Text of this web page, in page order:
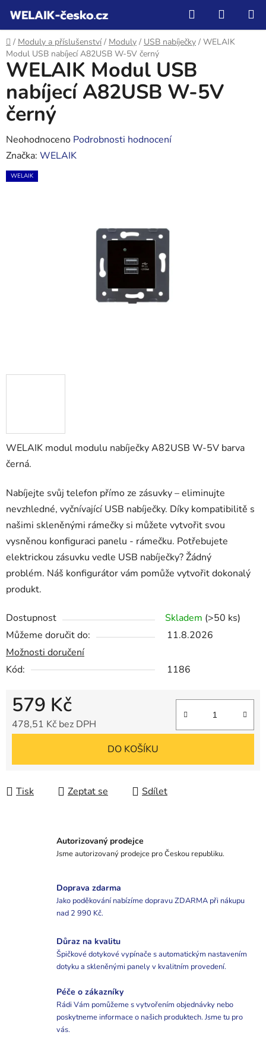
obsah
Hledat
KOŠÍK
Domů
/ Moduly a příslušenství / Moduly / USB nabíječky / WELAIK
Modul USB nabíjecí A82USB W-5V černý
WELAIK modul modulu nabíječky A82USB W-5V barva
černá.
Nabíjejte svůj telefon přímo ze zásuvky – eliminujte
nevzhledné, vyčnívající USB nabíječky. Díky kompatibilitě s
našimi skleněnými rámečky si můžete vytvořit svou
vysněnou konfiguraci panelu - rámečku. Potřebujete
elektrickou zásuvku vedle USB nabíječky? Žádný
problém. Náš konfigurátor vám pomůže vytvořit dokonalý
produkt.
Dostupnost Skladem (>50 ks)
Můžeme doručit do:
11.8.2026
Možnosti doručení
Kód:
1186
579 Kč
478,51 Kč bez DPH
DO KOŠÍKU
Tisk Zeptat se Sdílet
WELAIK Modul USB
nabíjecí A82USB W-5V
černý
Průměrné
hodnocení
produktu
Neohodnoceno Podrobnosti hodnocení
Značka: WELAIK
WELAIK
Autorizovaný prodejce
Jsme autorizovaný prodejce pro Českou republiku.
Doprava zdarma
Jako poděkování nabízíme dopravu ZDARMA při nákupu
nad 2 990 Kč.
Důraz na kvalitu
Špičkové dotykové vypínače s automatickým nastavením
dotyku a skleněnými panely v kvalitním provedení.
Péče o zákazníky
Rádi Vám pomůžeme s vytvořením objednávky nebo
poskytneme informace o našich produktech. Jsme tu pro
vás.